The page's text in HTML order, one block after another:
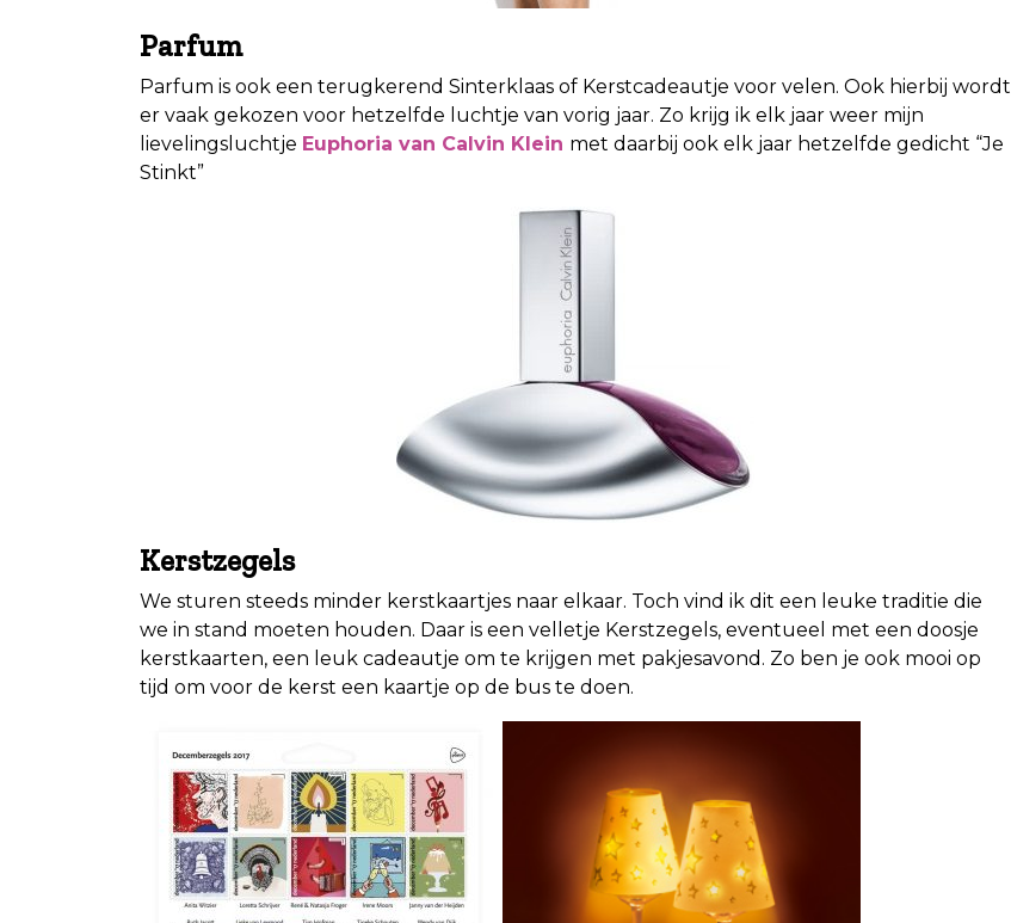
Parfum
Parfum is ook een terugkerend Sinterklaas of Kerstcadeautje voor velen. Ook hierbij wordt
er vaak gekozen voor hetzelfde luchtje van vorig jaar. Zo krijg ik elk jaar weer mijn
lievelingsluchtje Euphoria van Calvin Klein met daarbij ook elk jaar hetzelfde gedicht “Je
Stinkt”
Kerstzegels
We sturen steeds minder kerstkaartjes naar elkaar. Toch vind ik dit een leuke traditie die
we in stand moeten houden. Daar is een velletje Kerstzegels, eventueel met een doosje
kerstkaarten, een leuk cadeautje om te krijgen met pakjesavond. Zo ben je ook mooi op
tijd om voor de kerst een kaartje op de bus te doen.